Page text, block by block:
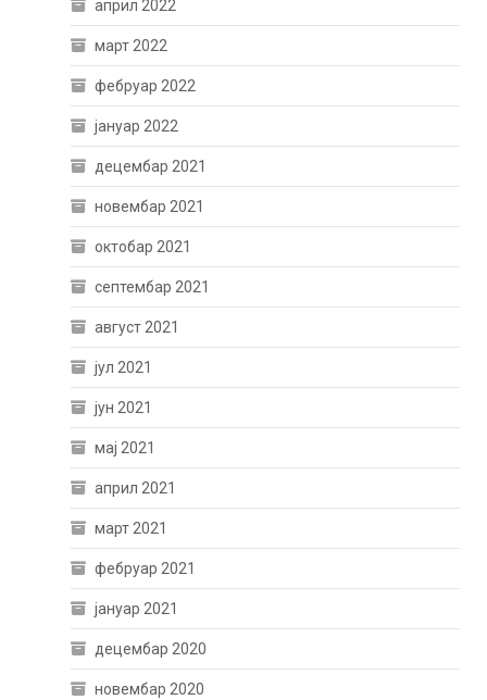
април 2022
март 2022
фебруар 2022
јануар 2022
децембар 2021
новембар 2021
октобар 2021
септембар 2021
август 2021
јул 2021
јун 2021
мај 2021
април 2021
март 2021
фебруар 2021
јануар 2021
децембар 2020
новембар 2020